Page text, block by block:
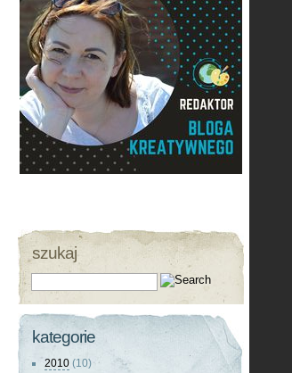
szukaj
kategorie
2010 (10)